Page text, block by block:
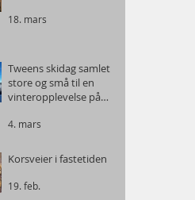
18. mars
Tweens skidag samlet
store og små til en
vinteropplevelse på
4. mars
Korsveier i fastetiden
19. feb.